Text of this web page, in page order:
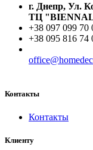
г. Днепр, Ул.
ТЦ
+38 097 099 70
+38 095 816 74
Контакты
Контакты
Клиенту